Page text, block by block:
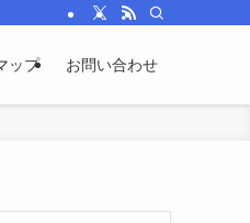
ップ お問い合わせ